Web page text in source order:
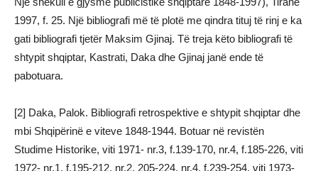
1997, f. 25. Një bibliografi më të plotë me qindra tituj të rinj e ka
gati bibliografi tjetër Maksim Gjinaj. Të treja këto bibliografi të
shtypit shqiptar, Kastrati, Daka dhe Gjinaj janë ende të
pabotuara.
[2] Daka, Palok. Bibliografi retrospektive e shtypit shqiptar dhe
mbi Shqipërinë e viteve 1848-1944. Botuar në revistën
Studime Historike, viti 1971- nr.3, f.139-170, nr.4, f.185-226, viti
1972- nr.1, f.195-212, nr.2, 205-224, nr.4, f.239-254, viti 1973-